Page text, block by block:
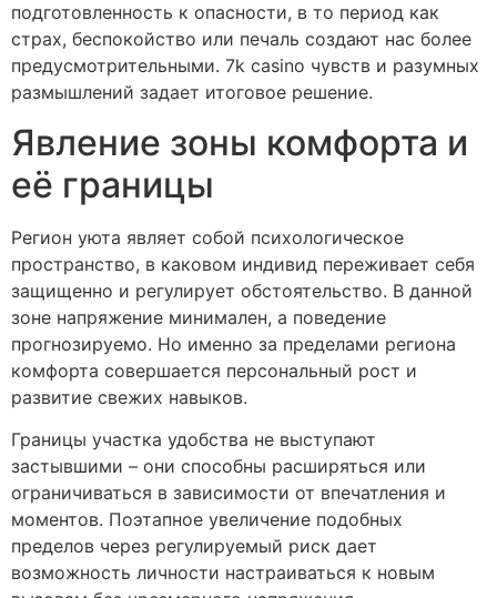
подготовленность к опасности, в то период как
страх, беспокойство или печаль создают нас более
предусмотрительными. 7k casino чувств и разумных
размышлений задает итоговое решение.
Явление зоны комфорта и
её границы
Регион уюта являет собой психологическое
пространство, в каковом индивид переживает себя
защищенно и регулирует обстоятельство. В данной
зоне напряжение минимален, а поведение
прогнозируемо. Но именно за пределами региона
комфорта совершается персональный рост и
развитие свежих навыков.
Границы участка удобства не выступают
застывшими – они способны расширяться или
ограничиваться в зависимости от впечатления и
моментов. Поэтапное увеличение подобных
пределов через регулируемый риск дает
возможность личности настраиваться к новым